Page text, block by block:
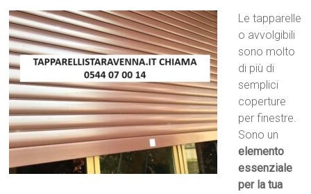
Le tapparelle
o avvolgibili
sono molto
di più di
semplici
coperture
per finestre.
Sono un
elemento
essenziale
per la tua